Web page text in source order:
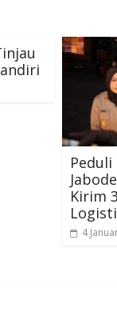
Kirim
4